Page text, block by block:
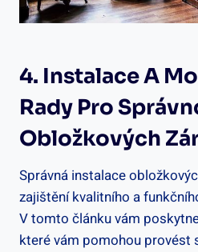
4. Instalace A
Rady Pro
Obložkových
Správná instalace
zajištění kvalitního a
V tomto článku vám
které vám pomohou provést